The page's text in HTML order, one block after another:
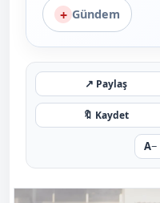
+ Gündem
↗ Paylaş
🔖 Kaydet
A−